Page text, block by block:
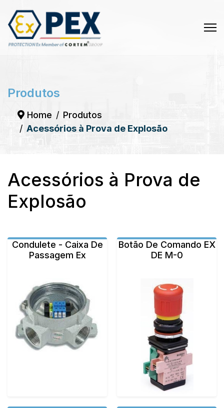
Produtos
Home
Produtos
Acessórios à Prova de Explosão
Acessórios à Prova de
Explosão
Condulete - Caixa De
Passagem Ex
Botão De Comando EX
DE M-0